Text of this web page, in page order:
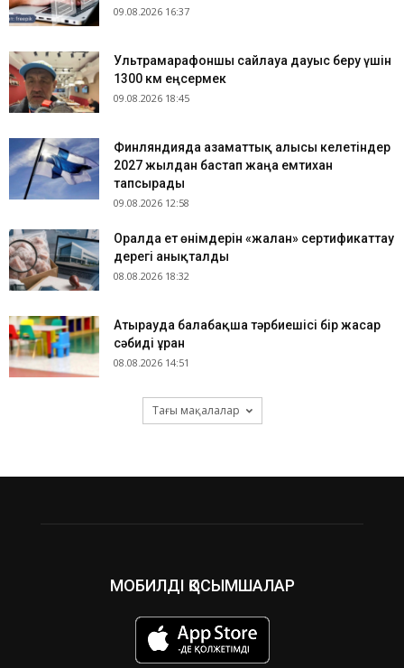
09.08.2026 16:37
Ультрамарафоншы сайлауға дауыс беру үшін
1300 км еңсермек
09.08.2026 18:45
Финляндияда азаматтық алғысы келетіндер
2027 жылдан бастап жаңа емтихан
тапсырады
09.08.2026 12:58
Оралда ет өнімдерін «жалған» сертификаттау
дерегі анықталды
08.08.2026 18:32
Атырауда балабақша тәрбиешісі бір жасар
сәбиді ұрған
08.08.2026 14:51
Тағы мақалалар
МОБИЛДІ ҚОСЫМШАЛАР